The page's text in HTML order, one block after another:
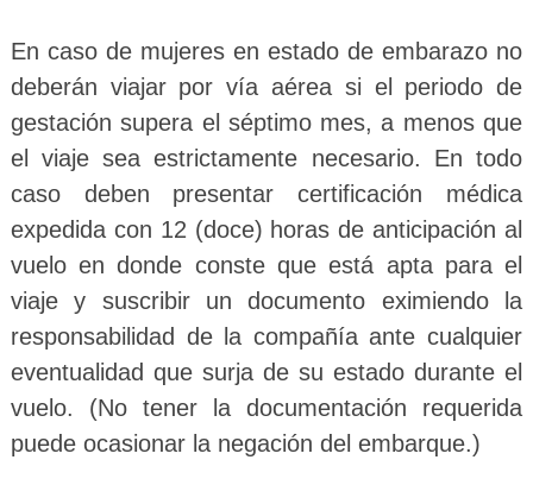
En caso de mujeres en estado de embarazo no
deberán viajar por vía aérea si el periodo de
gestación supera el séptimo mes, a menos que
el viaje sea estrictamente necesario. En todo
caso deben presentar certificación médica
expedida con 12 (doce) horas de anticipación al
vuelo en donde conste que está apta para el
viaje y suscribir un documento eximiendo la
responsabilidad de la compañía ante cualquier
eventualidad que surja de su estado durante el
vuelo. (No tener la documentación requerida
puede ocasionar la negación del embarque.)